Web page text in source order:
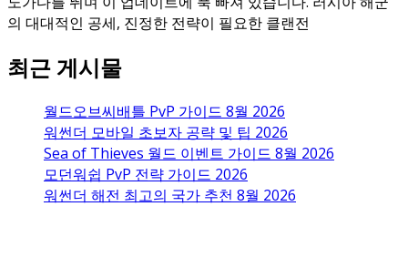
의 대대적인 공세, 진정한 전략이 필요한 클랜전
최근 게시물
월드오브씨배틀 PvP 가이드 8월 2026
워썬더 모바일 초보자 공략 및 팁 2026
Sea of Thieves 월드 이벤트 가이드 8월 2026
모던워쉽 PvP 전략 가이드 2026
워썬더 해전 최고의 국가 추천 8월 2026